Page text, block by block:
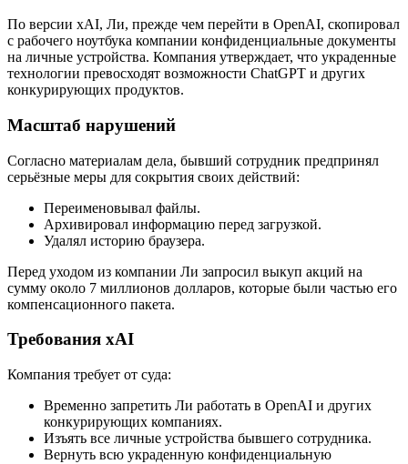
По версии xAI, Ли, прежде чем перейти в OpenAI, скопировал
с рабочего ноутбука компании конфиденциальные документы
на личные устройства. Компания утверждает, что украденные
технологии превосходят возможности ChatGPT и других
конкурирующих продуктов.
Масштаб нарушений
Согласно материалам дела, бывший сотрудник предпринял
серьёзные меры для сокрытия своих действий:
Переименовывал файлы.
Архивировал информацию перед загрузкой.
Удалял историю браузера.
Перед уходом из компании Ли запросил выкуп акций на
сумму около 7 миллионов долларов, которые были частью его
компенсационного пакета.
Требования xAI
Компания требует от суда:
Временно запретить Ли работать в OpenAI и других
конкурирующих компаниях.
Изъять все личные устройства бывшего сотрудника.
Вернуть всю украденную конфиденциальную